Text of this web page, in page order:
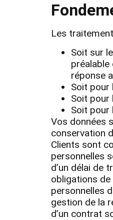
Les
Soit sur
réponse
Soit pour
Soit pour
Soit pour
Vos données
conservation
Clients sont
personnelles
d’un délai de
obligations
personnelles
gestion de la
d’un contrat